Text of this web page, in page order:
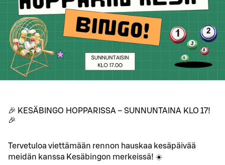
🎉 KESÄBINGO HOPPARISSA – SUNNUNTAINA KLO 17!
🎉
Tervetuloa viettämään rennon hauskaa kesäpäivää
meidän kanssa Kesäbingon merkeissä! ☀️